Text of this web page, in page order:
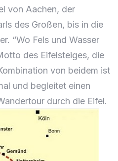
von Aachen, der
des Großen, bis in die
“Wo Fels und Wasser
des Eifelsteiges, die
von beidem ist
und begleitet einen
durch die Eifel.